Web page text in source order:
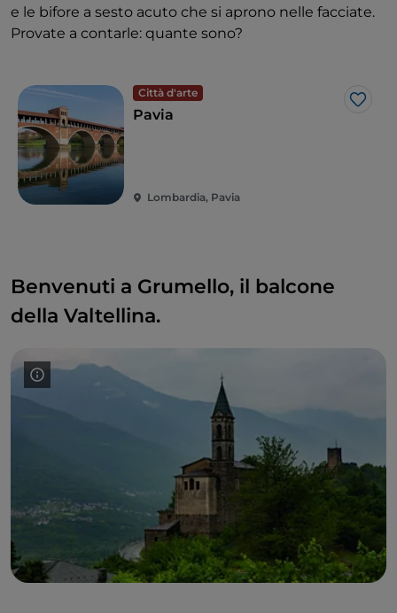
e le bifore a sesto acuto che si aprono nelle facciate.
Provate a contarle: quante sono?
Città d'arte
Like
Pavia
Lombardia, Pavia
Benvenuti a Grumello, il balcone
della Valtellina.